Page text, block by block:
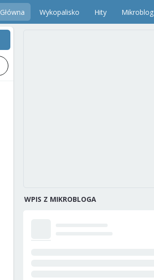
Główna Wykopalisko Hity Mikroblog
WPIS Z MIKROBLOGA